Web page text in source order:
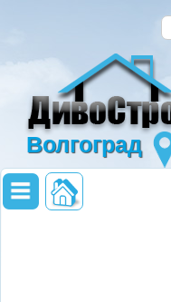
Волгоград